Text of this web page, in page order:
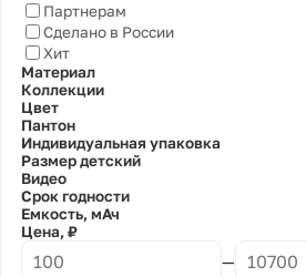
Партнерам
Сделано в России
Хит
Материал
Коллекции
Цвет
Пантон
Индивидуальная упаковка
Размер детский
Видео
Срок годности
Емкость, мАч
Цена, ₽
—